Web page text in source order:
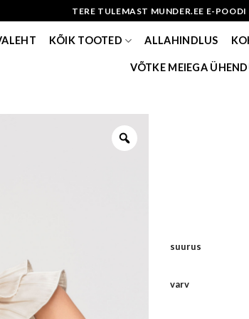
TERE TULEMAST MUNDER.EE E-POODI
KÕIK TOOTED ALLAHINDLUS
VÕTKE MEIEGA
suurus
varv